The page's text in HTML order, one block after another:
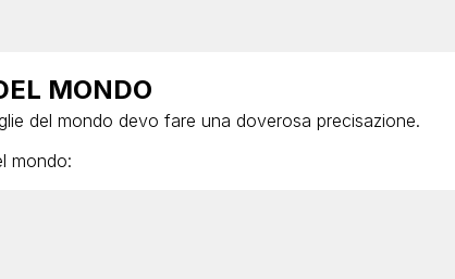
MONDO
del mondo devo fare una doverosa precisazione.
mondo: